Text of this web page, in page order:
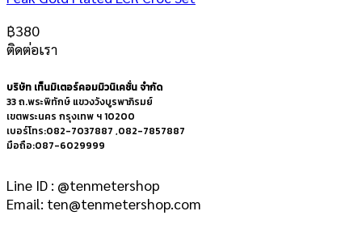
฿380
ติดต่อเรา
บริษัท เท็นมิเตอร์คอมมิวนิเคชั่น จำกัด
33 ถ.พระพิทักษ์ แขวงวังบูรพาภิรมย์
เขตพระนคร กรุงเทพ ฯ 10200
เบอร์โทร:082-7037887 ,082-7857887
มือถือ:087-6029999
Line ID : @tenmetershop
Email: ten@tenmetershop.com